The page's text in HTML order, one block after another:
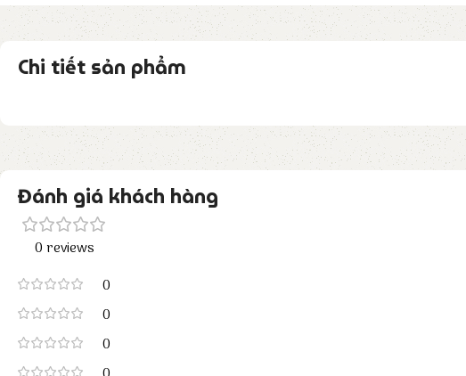
Chi tiết sản phẩm
Đánh giá khách hàng
0 reviews
0
0
0